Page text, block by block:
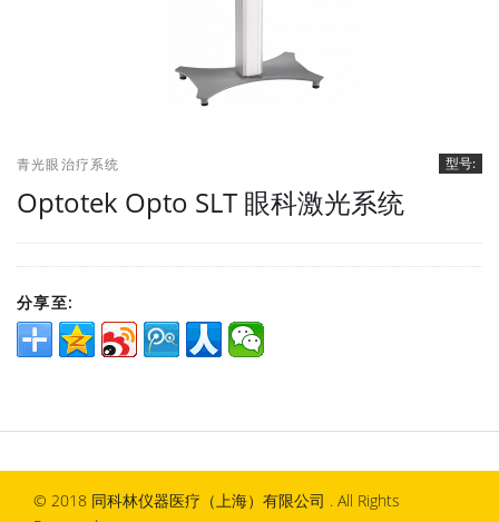
青光眼治疗系统
Optotek Opto SLT 眼科激光系统
型号:
分享至:
© 2018 同科林仪器医疗（上海）有限公司 . All Rights